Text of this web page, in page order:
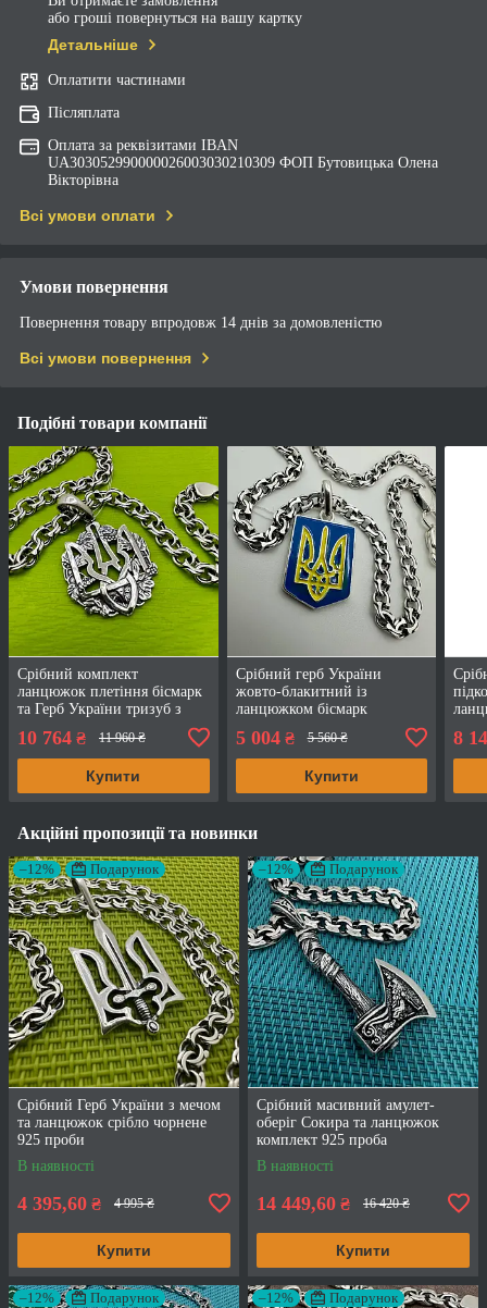
або гроші повернуться на вашу картку
Детальніше
Оплатити частинами
Післяплата
Оплата за реквізитами IBAN
UA303052990000026003030210309 ФОП Бутовицька Олена
Вікторівна
Всі умови оплати
Умови повернення
Повернення товару впродовж 14 днів за домовленістю
Всі умови повернення
Подібні товари компанії
Срібний комплект
ланцюжок плетіння бісмарк
та Герб України тризуб з
калиною срібло чорнене 925
проби фабричне
10 764 ₴ 11 960 ₴
Купити
Срібний герб України
жовто-блакитний із
ланцюжком бісмарк
чорніння
5 004₴ 5 560 ₴
Купити
8
Акційні пропозиції та новинки
–12% Подарунок
Срібний Герб України з мечом
та ланцюжок срібло чорнене
925 проби
В наявності
4 395,60 ₴ 4 995 ₴
Купити
–12% Подарунок
Срібний масивний амулет-
оберіг Сокира та ланцюжок
комплект 925 проба
В наявності
14 449,60 ₴ 16 420 ₴
Купити
–12% Подарунок –12% Подарунок